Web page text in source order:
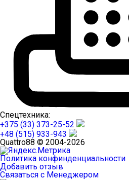
Спецтехника:
+375 (33) 373-25-52
+48 (515) 933-943
Quattro88 © 2004-2026
Политика конфинденциальности
Добавить отзыв
Связаться с Менеджером